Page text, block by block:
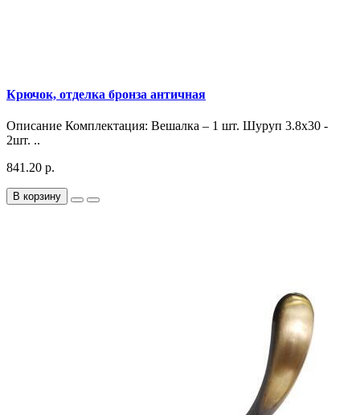
Крючок, отделка бронза античная
Описание Комплектация: Вешалка – 1 шт. Шуруп 3.8х30 -
2шт. ..
841.20 р.
В корзину